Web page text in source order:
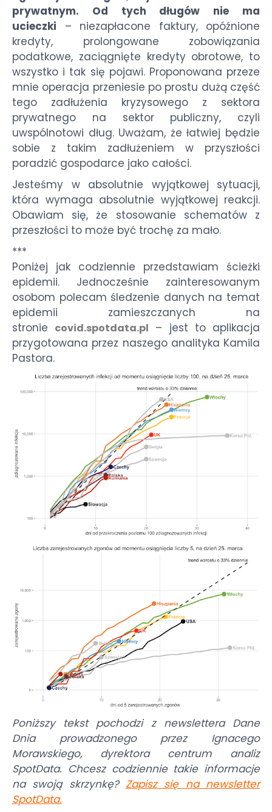
prywatnym. Od tych długów nie ma
ucieczki – niezapłacone faktury, opóźnione
kredyty, prolongowane zobowiązania
podatkowe, zaciągnięte kredyty obrotowe, to
wszystko i tak się pojawi. Proponowana przeze
mnie operacja przeniesie po prostu dużą część
tego zadłużenia kryzysowego z sektora
prywatnego na sektor publiczny, czyli
uwspólnotowi dług. Uważam, że łatwiej będzie
sobie z takim zadłużeniem w przyszłości
poradzić gospodarce jako całości.
Jesteśmy w absolutnie wyjątkowej sytuacji,
która wymaga absolutnie wyjątkowej reakcji.
Obawiam się, że stosowanie schematów z
przeszłości to może być trochę za mało.
***
Poniżej jak codziennie przedstawiam ścieżki
epidemii. Jednocześnie zainteresowanym
osobom polecam śledzenie danych na temat
epidemii zamieszczanych na
stronie covid.spotdata.pl – jest to aplikacja
przygotowana przez naszego analityka Kamila
Pastora.
Poniższy tekst pochodzi z newslettera Dane
Dnia prowadzonego przez Ignacego
Morawskiego, dyrektora centrum analiz
SpotData. Chcesz codziennie takie informacje
na swoją skrzynkę? Zapisz się na newsletter
SpotData.